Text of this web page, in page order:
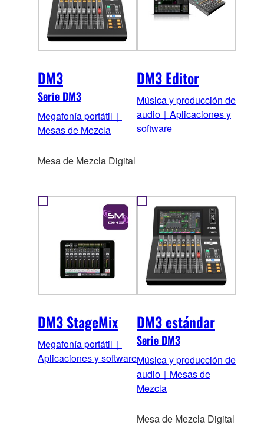
DM3
Serie DM3
Megafonía portátil｜
Mesas de Mezcla
Mesa de Mezcla Digital
DM3 Editor
Música y producción de
audio｜Aplicaciones y
software
DM3 StageMix
Megafonía portátil｜
Aplicaciones y software
DM3 estándar
Serie DM3
Música y producción de
audio｜Mesas de
Mezcla
Mesa de Mezcla Digital